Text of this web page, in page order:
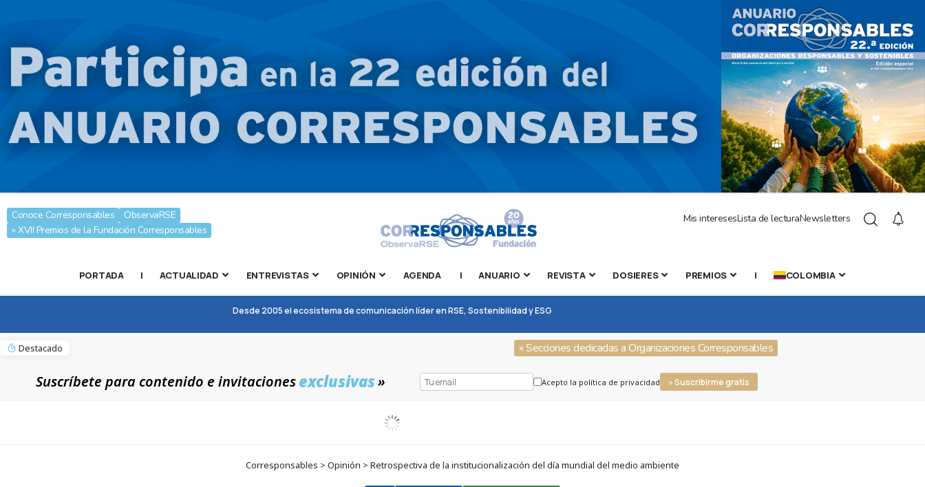
Conoce Corresponsables
ObservaRSE
» XVII Premios de la Fundación Corresponsables
Mis interesesLista de lecturaNewsletters
PORTADA | ACTUALIDAD ENTREVISTAS OPINIÓN AGENDA | ANUARIO REVISTA DOSIERES PREMIOS | COLOMBIA
Desde 2005 el ecosistema de comunicación líder en RSE, Sostenibilidad y ESG
Destacado » Secciones dedicadas a Organizaciones Corresponsables
Suscríbete para contenido e invitacionesexclusivas» Acepto la política de privacidad » Suscribirme gratis
Corresponsables > Opinión > Retrospectiva de la institucionalización del día mundial del medio ambiente